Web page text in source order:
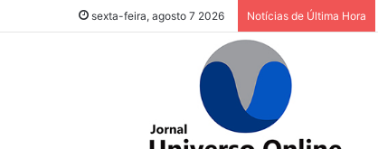
sexta-feira, agosto 7 2026 Notícias de Última Hora